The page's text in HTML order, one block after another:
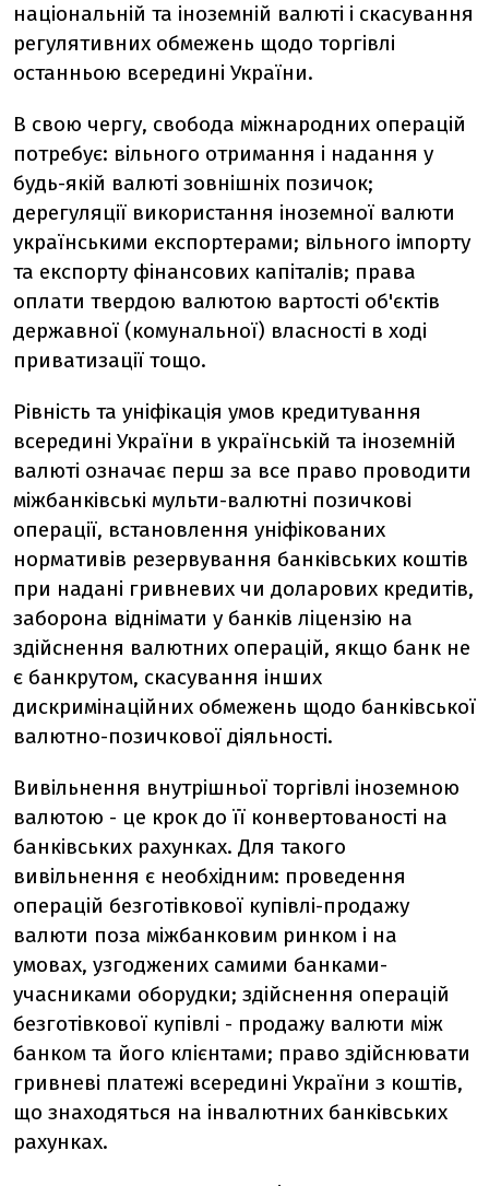
національній та іноземній валюті і скасування
регулятивних обмежень щодо торгівлі
останньою всередині України.
В свою чергу, свобода міжнародних операцій
потребує: вільного отримання і надання у
будь-якій валюті зовнішніх позичок;
дерегуляції використання іноземної валюти
українськими експортерами; вільного імпорту
та експорту фінансових капіталів; права
оплати твердою валютою вартості об'єктів
державної (комунальної) власності в ході
приватизації тощо.
Рівність та уніфікація умов кредитування
всередині України в українській та іноземній
валюті означає перш за все право проводити
міжбанківські мульти-валютні позичкові
операції, встановлення уніфікованих
нормативів резервування банківських коштів
при надані гривневих чи доларових кредитів,
заборона віднімати у банків ліцензію на
здійснення валютних операцій, якщо банк не
є банкрутом, скасування інших
дискримінаційних обмежень щодо банківської
валютно-позичкової діяльності.
Вивільнення внутрішньої торгівлі іноземною
валютою - це крок до її конвертованості на
банківських рахунках. Для такого
вивільнення є необхідним: проведення
операцій безготівкової купівлі-продажу
валюти поза міжбанковим ринком і на
умовах, узгоджених самими банками-
учасниками оборудки; здійснення операцій
безготівкової купівлі - продажу валюти між
банком та його клієнтами; право здійснювати
гривневі платежі всередині України з коштів,
що знаходяться на інвалютних банківських
рахунках.